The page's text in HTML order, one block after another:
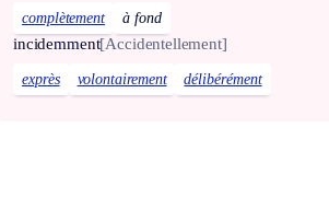
complètement à fond
incidemment[Accidentellement]
exprès volontairement délibérément